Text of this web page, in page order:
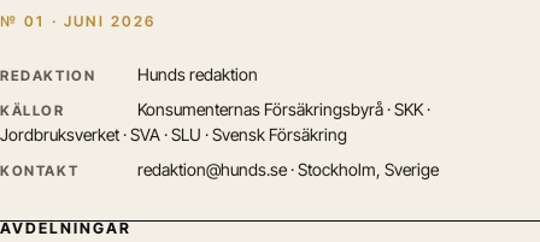
№ 01 · JUNI 2026
REDAKTION Hunds redaktion
KÄLLOR
Konsumenternas Försäkringsbyrå · SKK ·
Jordbruksverket · SVA · SLU · Svensk Försäkring
KONTAKT redaktion@hunds.se · Stockholm, Sverige
AVDELNINGAR